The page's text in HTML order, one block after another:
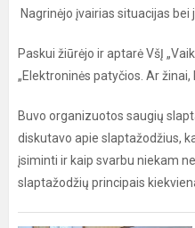
Nagrinėjo įvairias situacijas bei
Paskui žiūrėjo ir aptarė VšĮ
„Elektroninės patyčios. Ar žinai,
Buvo organizuotos saugių
diskutavo apie slaptažodžius,
įsiminti ir kaip svarbu niekam
slaptažodžių principais